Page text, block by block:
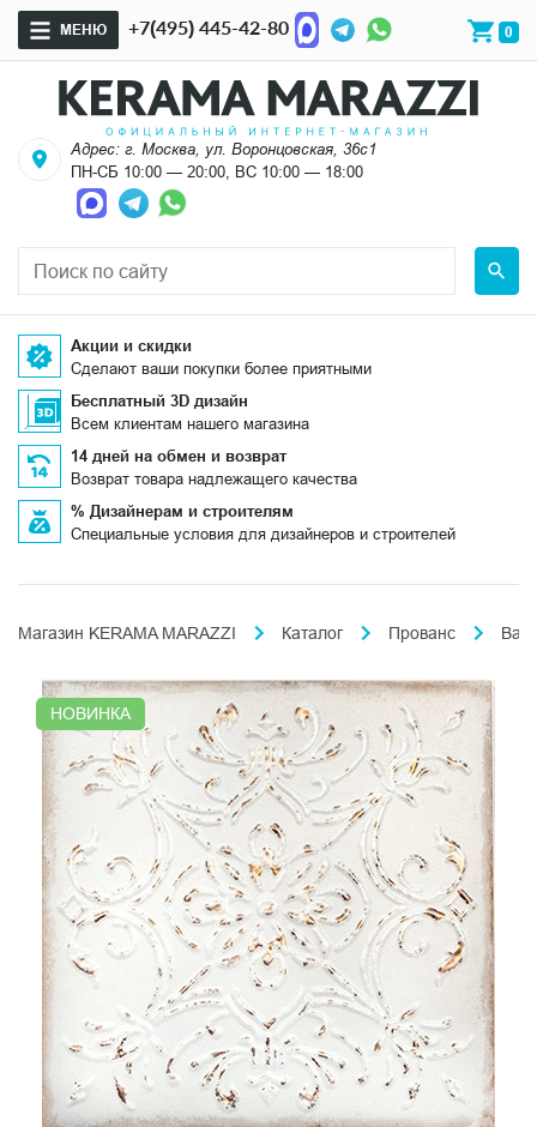
МЕНЮ +7(495) 445-42-80 0
Адрес: г. Москва, ул. Воронцовская, 36с1
ПН-СБ 10:00 — 20:00, ВС 10:00 — 18:00
Акции и скидки
Сделают ваши покупки более приятными
Бесплатный 3D дизайн
Всем клиентам нашего магазина
14 дней на обмен и возврат
Возврат товара надлежащего качества
% Дизайнерам и строителям
Специальные условия для дизайнеров и строителей
Магазин KERAMA MARAZZI Каталог Прованс
НОВИНКА